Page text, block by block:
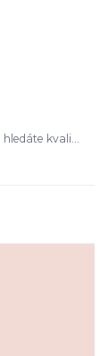
kvali...